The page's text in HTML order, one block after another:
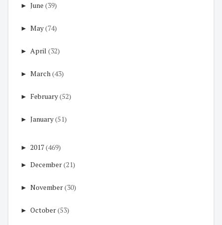
► June (39)
► May(74)
► April (32)
► March(43)
► February(52)
► January(51)
► 2017(469)
► December(21)
► November(30)
► October(53)